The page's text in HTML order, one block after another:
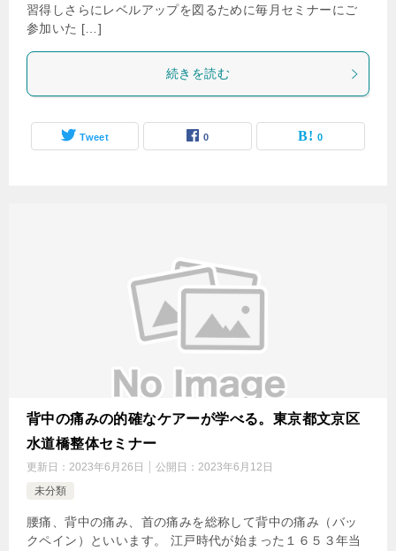
習得しさらにレベルアップを図るために毎月セミナーにご
参加いた […]
続きを読む
Tweet 0 0
背中の痛みの的確なケアーが学べる。東京都文京区
水道橋整体セミナー
更新日： 2023年6月26日 公開日： 2023年6月12日
未分類
腰痛、背中の痛み、首の痛みを総称して背中の痛み（バッ
クペイン）といいます。 江戸時代が始まった１６５３年当